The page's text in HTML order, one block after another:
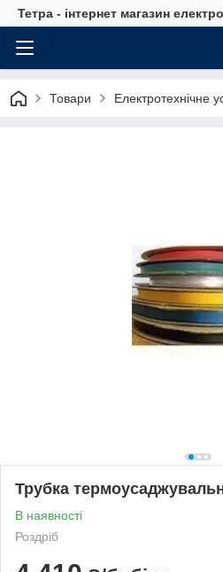
Тетра - інтернет магазин
Товари Електротехнічне
Трубка
В наявності
Роздріб